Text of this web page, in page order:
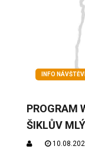
INFO
PROGRAM
ŠIKLŮV